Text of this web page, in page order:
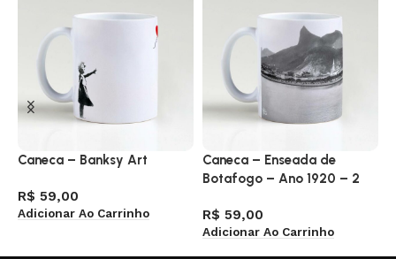
Caneca – Banksy Art
R$ 59,00
Adicionar Ao Carrinho
Caneca – Enseada de
Botafogo – Ano 1920 – 2
R$ 59,00
Adicionar Ao Carrinho